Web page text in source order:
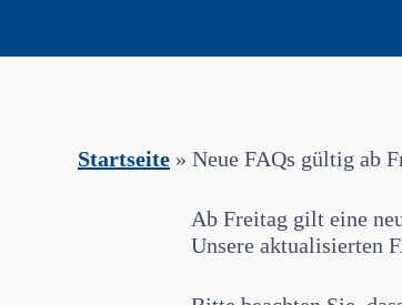
Startseite » Neue FAQs gültig ab
Ab Freitag gilt eine
Unsere aktualisierten